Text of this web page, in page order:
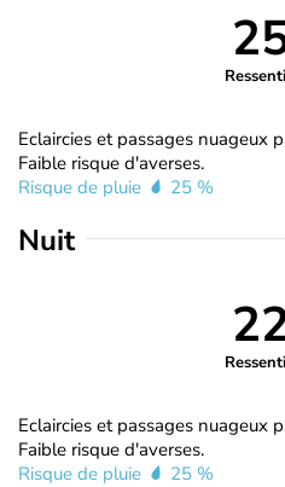
Eclaircies et passages nuageux
Faible risque d'averses.
Risque de pluie
25 %
Nuit
Eclaircies et passages nuageux
Faible risque d'averses.
Risque de pluie
25 %